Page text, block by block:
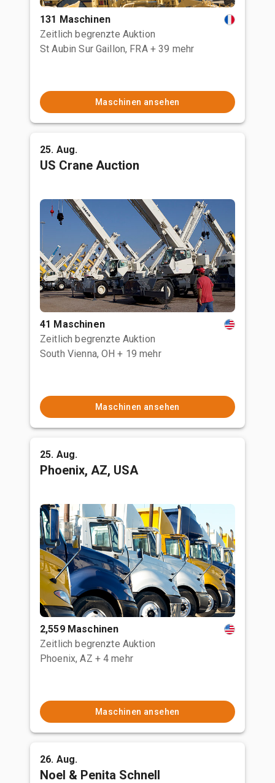
131 Maschinen
Zeitlich begrenzte Auktion
St Aubin Sur Gaillon, FRA + 39 mehr
Maschinen ansehen
25. Aug.
US Crane Auction
41 Maschinen
Zeitlich begrenzte Auktion
South Vienna, OH + 19 mehr
Maschinen ansehen
25. Aug.
Phoenix, AZ, USA
2,559 Maschinen
Zeitlich begrenzte Auktion
Phoenix, AZ + 4 mehr
Maschinen ansehen
26. Aug.
Noel & Penita Schnell